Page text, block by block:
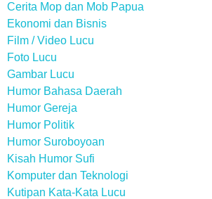
Cerita Mop dan Mob Papua
Ekonomi dan Bisnis
Film / Video Lucu
Foto Lucu
Gambar Lucu
Humor Bahasa Daerah
Humor Gereja
Humor Politik
Humor Suroboyoan
Kisah Humor Sufi
Komputer dan Teknologi
Kutipan Kata-Kata Lucu